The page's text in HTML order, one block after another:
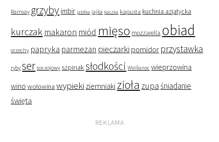
Ramsay grzyby imbir jabłka jajka kaczka kapusta kuchnia azjatycka
kurczak makaron miód mięso mozzarella obiad
orzechy papryka parmezan pieczarki pomidor przystawka
ryby ser sos sojowy szpinaksłodkości Wielkanoc wieprzowina
wino wołowina wypieki ziemniaki zioła zupaśniadanie
święta
REKLAMA